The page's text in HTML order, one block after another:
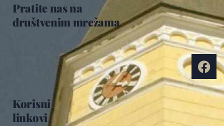
Korisni
linkovi
Pratite nas na
društvenim mrežama